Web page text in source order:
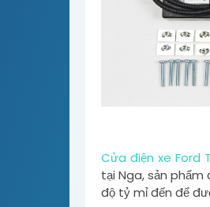
Cửa điện xe Ford
tại Nga, sản
độ tỷ mỉ đến để